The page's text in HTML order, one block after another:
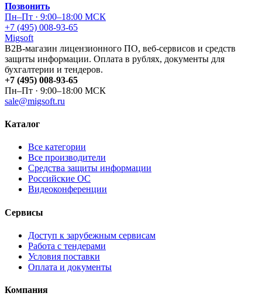
Позвонить
Пн–Пт · 9:00–18:00 МСК
+7 (495) 008-93-65
Migsoft
B2B-магазин лицензионного ПО, веб-сервисов и средств
защиты информации. Оплата в рублях, документы для
бухгалтерии и тендеров.
+7 (495) 008-93-65
Пн–Пт · 9:00–18:00 МСК
sale@migsoft.ru
Каталог
Все категории
Все производители
Средства защиты информации
Российские ОС
Видеоконференции
Сервисы
Доступ к зарубежным сервисам
Работа с тендерами
Условия поставки
Оплата и документы
Компания